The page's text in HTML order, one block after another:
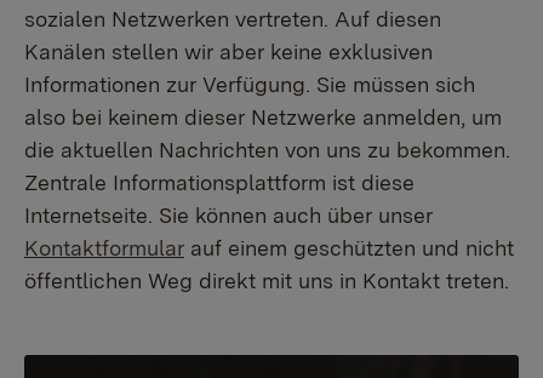
sozialen Netzwerken vertreten. Auf diesen
Kanälen stellen wir aber keine exklusiven
Informationen zur Verfügung. Sie müssen sich
also bei keinem dieser Netzwerke anmelden, um
die aktuellen Nachrichten von uns zu bekommen.
Zentrale Informationsplattform ist diese
Internetseite. Sie können auch über unser
Kontaktformular auf einem geschützten und nicht
öffentlichen Weg direkt mit uns in Kontakt treten.